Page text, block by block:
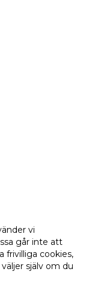
vi
går inte att
frivilliga cookies,
själv om du